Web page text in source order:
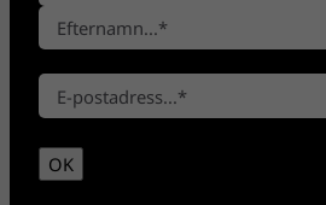
n
*
F
ö
r
a
m
n
t
e
E
-
OK